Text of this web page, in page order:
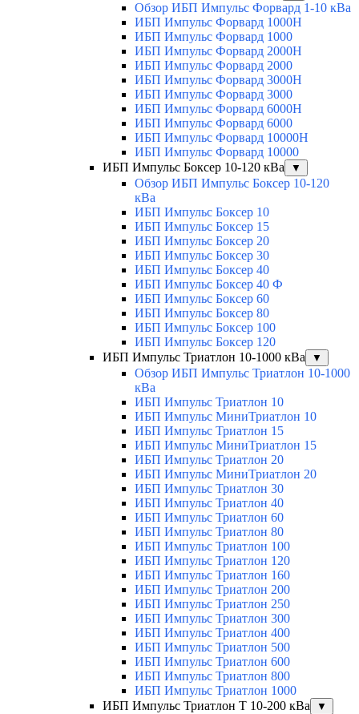
Обзор ИБП Импульс Форвард 1-10 кВа
ИБП Импульс Форвард 1000H
ИБП Импульс Форвард 1000
ИБП Импульс Форвард 2000H
ИБП Импульс Форвард 2000
ИБП Импульс Форвард 3000H
ИБП Импульс Форвард 3000
ИБП Импульс Форвард 6000H
ИБП Импульс Форвард 6000
ИБП Импульс Форвард 10000H
ИБП Импульс Форвард 10000
ИБП Импульс Боксер 10-120 кВа
▼
Обзор ИБП Импульс Боксер 10-120
кВа
ИБП Импульс Боксер 10
ИБП Импульс Боксер 15
ИБП Импульс Боксер 20
ИБП Импульс Боксер 30
ИБП Импульс Боксер 40
ИБП Импульс Боксер 40 Ф
ИБП Импульс Боксер 60
ИБП Импульс Боксер 80
ИБП Импульс Боксер 100
ИБП Импульс Боксер 120
ИБП Импульс Триатлон 10-1000 кВа
▼
Обзор ИБП Импульс Триатлон 10-1000
кВа
ИБП Импульс Триатлон 10
ИБП Импульс МиниТриатлон 10
ИБП Импульс Триатлон 15
ИБП Импульс МиниТриатлон 15
ИБП Импульс Триатлон 20
ИБП Импульс МиниТриатлон 20
ИБП Импульс Триатлон 30
ИБП Импульс Триатлон 40
ИБП Импульс Триатлон 60
ИБП Импульс Триатлон 80
ИБП Импульс Триатлон 100
ИБП Импульс Триатлон 120
ИБП Импульс Триатлон 160
ИБП Импульс Триатлон 200
ИБП Импульс Триатлон 250
ИБП Импульс Триатлон 300
ИБП Импульс Триатлон 400
ИБП Импульс Триатлон 500
ИБП Импульс Триатлон 600
ИБП Импульс Триатлон 800
ИБП Импульс Триатлон 1000
ИБП Импульс Триатлон Т 10-200 кВа
▼